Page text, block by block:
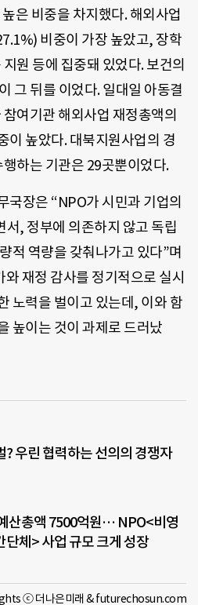
은 비중을 차지했다. 해외사업
비중이 가장 높았고, 장학
원 등에 집중돼 있었다. 보건의
그 뒤를 이었다. 일대일 아동결
여기관 해외사업 재정총액의
이 높았다. 대북지원사업의 경
하는 기관은 29곳뿐이었다.
국장은 “NPO가 시민과 기업의
, 정부에 의존하지 않고 독립
적 역량을 갖춰나가고 있다”며
재정 감사를 정기적으로 실시
노력을 벌이고 있는데, 이와 함
높이는 것이 과제로 드러났
? 우린 협력하는 선의의 경쟁자
산총액 7500억원… NPO<비영
단체> 사업 규모 크게 성장
ⓒ 더나은미래 & futurechosun.com